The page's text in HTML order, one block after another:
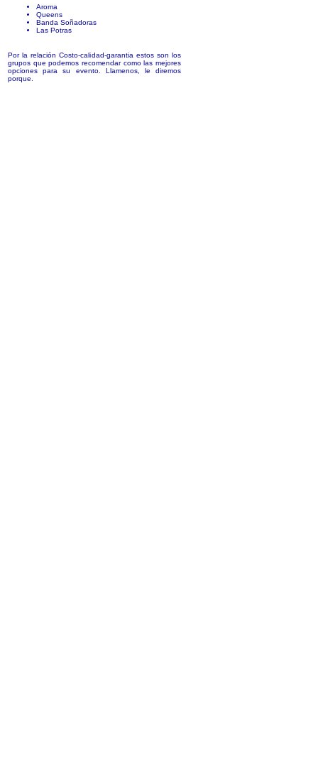
Aroma
Queens
Banda Soñadoras
Las Potras
Por la relación Costo-calidad-garantia estos son los
grupos que podemos recomendar como las mejores
opciones para su evento. Llamenos, le diremos
porque.